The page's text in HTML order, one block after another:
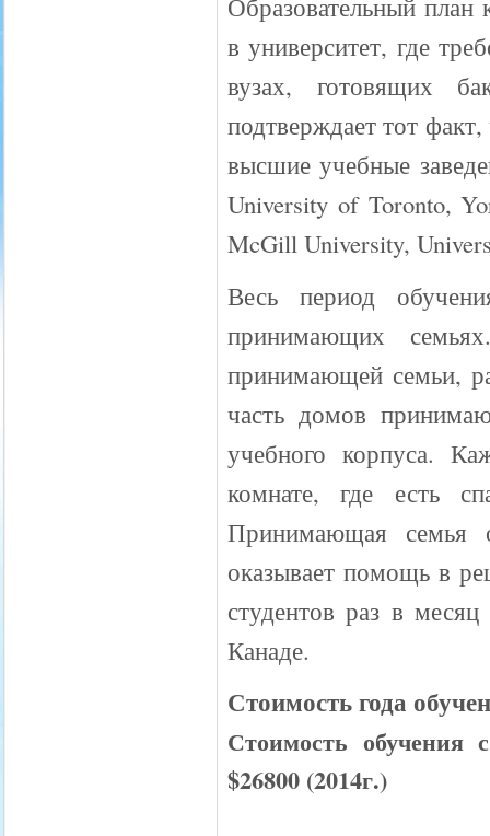
Образовательный план
в университет, где
вузах, готовящих
подтверждает тот
высшие учебные
University of Toronto,
McGill University,
Весь период
принимающих
принимающей семьи,
часть домов
учебного корпуса.
комнате, где есть
Принимающая семья
оказывает помощь в
студентов раз в
Канаде.
Стоимость года
Стоимость
$26800 (2014г.)